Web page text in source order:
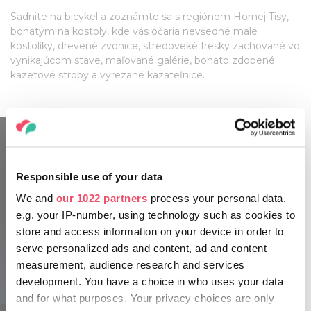
Responsible use of your data
We and our 1022 partners process your personal data,
e.g. your IP-number, using technology such as cookies to
store and access information on your device in order to
serve personalized ads and content, ad and content
measurement, audience research and services
development. You have a choice in who uses your data
and for what purposes. Your privacy choices are only
Sadnite na bicykel a zoznámte sa s regiónom Hornej Tisy,
bohatým na kostoly, kde vás očaria nevšedné malé
kostolíky, drevené zvonice, stredoveké fresky zachované vo
vynikajúcom stave, maľované galérie, bohato zdobené
kazetové stropy a vyrezané kazateľnice.